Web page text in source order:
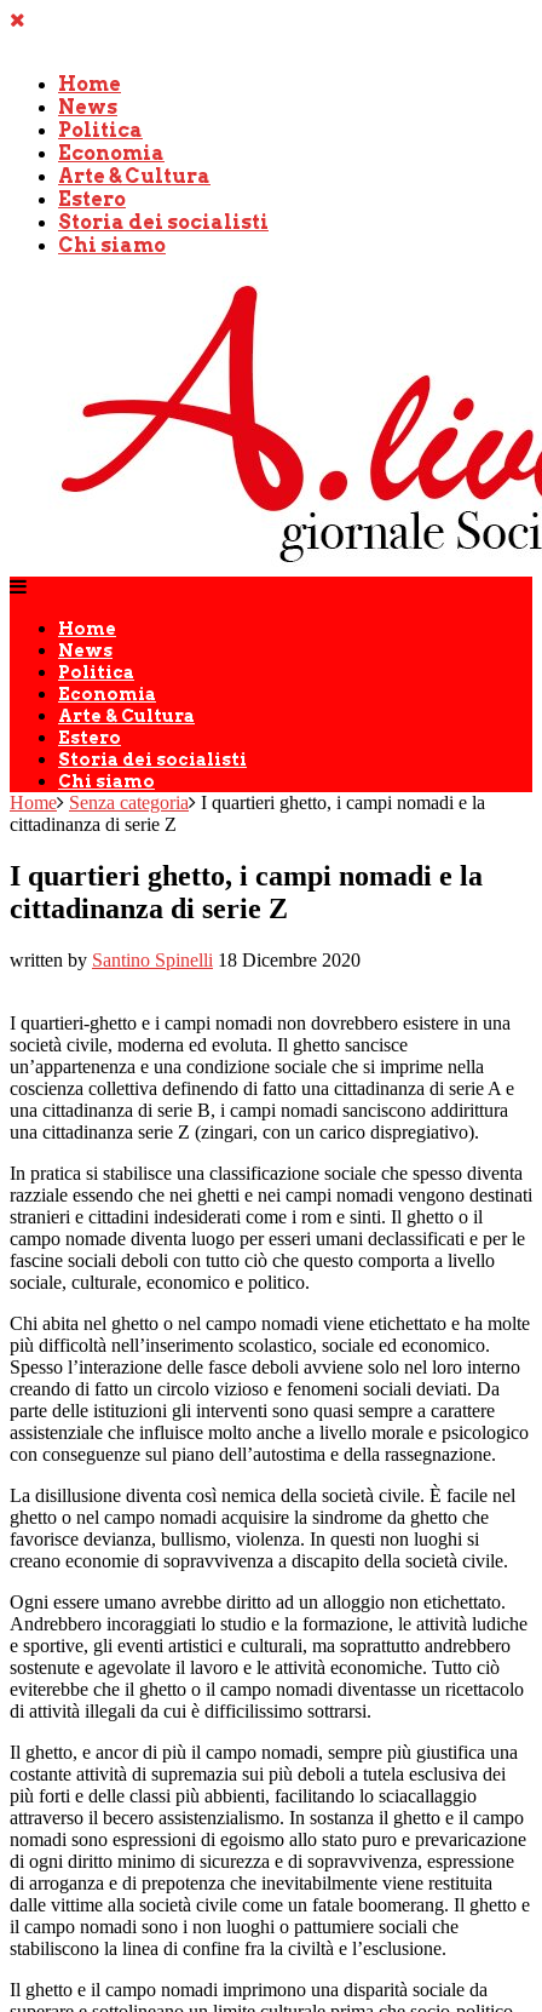
Home
News
Politica
Economia
Arte & Cultura
Estero
Storia dei socialisti
Chi siamo
Home
News
Politica
Economia
Arte & Cultura
Estero
Storia dei socialisti
Chi siamo
Home Senza categoria
I quartieri ghetto, i campi nomadi e la
cittadinanza di serie Z
I quartieri ghetto, i campi nomadi e la
cittadinanza di serie Z
written by Santino Spinelli 18 Dicembre 2020
I quartieri-ghetto e i campi nomadi non dovrebbero esistere in una
società civile, moderna ed evoluta. Il ghetto sancisce
un’appartenenza e una condizione sociale che si imprime nella
coscienza collettiva definendo di fatto una cittadinanza di serie A e
una cittadinanza di serie B, i campi nomadi sanciscono addirittura
una cittadinanza serie Z (zingari, con un carico dispregiativo).
In pratica si stabilisce una classificazione sociale che spesso diventa
razziale essendo che nei ghetti e nei campi nomadi vengono destinati
stranieri e cittadini indesiderati come i rom e sinti. Il ghetto o il
campo nomade diventa luogo per esseri umani declassificati e per le
fascine sociali deboli con tutto ciò che questo comporta a livello
sociale, culturale, economico e politico.
Chi abita nel ghetto o nel campo nomadi viene etichettato e ha molte
più difficoltà nell’inserimento scolastico, sociale ed economico.
Spesso l’interazione delle fasce deboli avviene solo nel loro interno
creando di fatto un circolo vizioso e fenomeni sociali deviati. Da
parte delle istituzioni gli interventi sono quasi sempre a carattere
assistenziale che influisce molto anche a livello morale e psicologico
con conseguenze sul piano dell’autostima e della rassegnazione.
La disillusione diventa così nemica della società civile. È facile nel
ghetto o nel campo nomadi acquisire la sindrome da ghetto che
favorisce devianza, bullismo, violenza. In questi non luoghi si
creano economie di sopravvivenza a discapito della società civile.
Ogni essere umano avrebbe diritto ad un alloggio non etichettato.
Andrebbero incoraggiati lo studio e la formazione, le attività ludiche
e sportive, gli eventi artistici e culturali, ma soprattutto andrebbero
sostenute e agevolate il lavoro e le attività economiche. Tutto ciò
eviterebbe che il ghetto o il campo nomadi diventasse un ricettacolo
di attività illegali da cui è difficilissimo sottrarsi.
Il ghetto, e ancor di più il campo nomadi, sempre più giustifica una
costante attività di supremazia sui più deboli a tutela esclusiva dei
più forti e delle classi più abbienti, facilitando lo sciacallaggio
attraverso il becero assistenzialismo. In sostanza il ghetto e il campo
nomadi sono espressioni di egoismo allo stato puro e prevaricazione
di ogni diritto minimo di sicurezza e di sopravvivenza, espressione
di arroganza e di prepotenza che inevitabilmente viene restituita
dalle vittime alla società civile come un fatale boomerang. Il ghetto e
il campo nomadi sono i non luoghi o pattumiere sociali che
stabiliscono la linea di confine fra la civiltà e l’esclusione.
Il ghetto e il campo nomadi imprimono una disparità sociale da